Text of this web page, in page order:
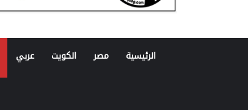
الرئيسية مصر الكويت عربي